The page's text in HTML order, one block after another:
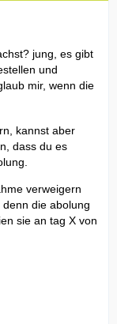
jung, es gibt
und
mir, wenn die
kannst aber
dass du es
verweigern
die abolung
sie an tag X von